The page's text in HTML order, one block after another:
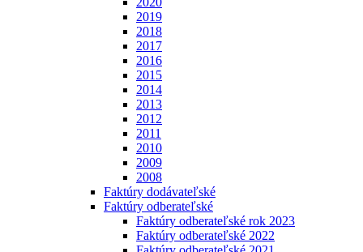
2019
2018
2017
2016
2015
2014
2013
2012
2011
2010
2009
2008
Faktúry dodávateľské
Faktúry odberateľské
Faktúry odberateľské rok 2023
Faktúry odberateľské 2022